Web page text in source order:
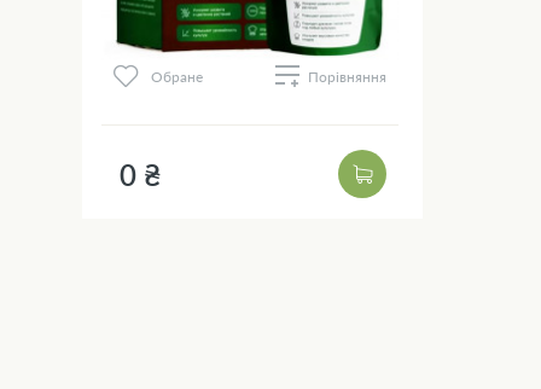
Обране Порівняння
0 ₴